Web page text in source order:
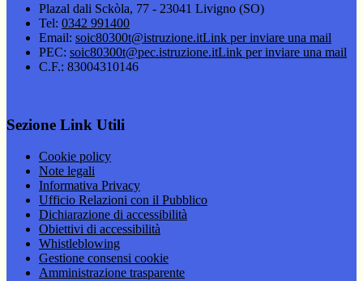
Plazal dali Sckòla, 77 - 23041 Livigno (SO)
Tel: 0342 991400
Email: soic80300t@istruzione.itLink per inviare una mail
PEC: soic80300t@pec.istruzione.itLink per inviare una mail
C.F.: 83004310146
Sezione Link Utili
Cookie policy
Note legali
Informativa Privacy
Ufficio Relazioni con il Pubblico
Dichiarazione di accessibilità
Obiettivi di accessibilità
Whistleblowing
Gestione consensi cookie
Amministrazione trasparente